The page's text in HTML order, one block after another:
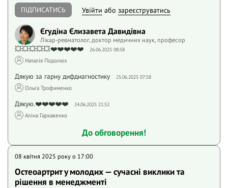
ПІДПИСАТИСЬ Увійти або зареєструватись
Єгудіна Єлизавета Давидівна
Лікар-ревматолог, доктор медичних наук, професор
💥💥💥💥💥❤️❤️❤️❤️❤️ 26.06.2025 08:58
Наталія Подолюх
Дякую за гарну дифдиагностику 25.06.2025 07:58
Ольга Трофименко
Дякую.❤️❤️❤️❤️❤️ 24.06.2025 21:52
Аліна Гаркавенко
До обговорення!
08 квітня 2025 року o 17:00
Остеоартрит у молодих — сучасні виклики та
рішення в менеджменті